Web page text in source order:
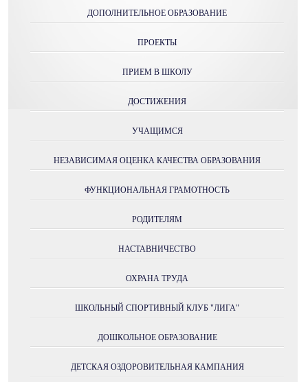
ДОПОЛНИТЕЛЬНОЕ ОБРАЗОВАНИЕ
ПРОЕКТЫ
ПРИЕМ В ШКОЛУ
ДОСТИЖЕНИЯ
УЧАЩИМСЯ
НЕЗАВИСИМАЯ ОЦЕНКА КАЧЕСТВА ОБРАЗОВАНИЯ
ФУНКЦИОНАЛЬНАЯ ГРАМОТНОСТЬ
РОДИТЕЛЯМ
НАСТАВНИЧЕСТВО
ОХРАНА ТРУДА
ШКОЛЬНЫЙ СПОРТИВНЫЙ КЛУБ "ЛИГА"
ДОШКОЛЬНОЕ ОБРАЗОВАНИЕ
ДЕТСКАЯ ОЗДОРОВИТЕЛЬНАЯ КАМПАНИЯ